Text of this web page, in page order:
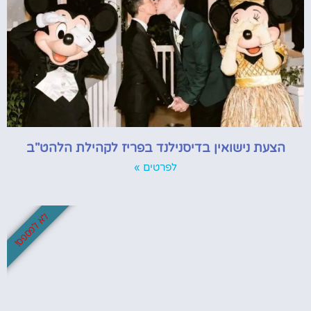
הצעת נישואין בדיסנילנד בפריז לקהילת הלהט"ב
לפרטים »
לא לפספס!